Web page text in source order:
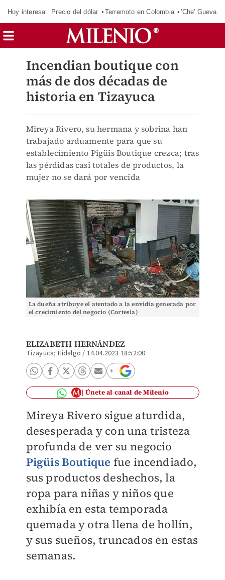
Hoy interesa: Precio del dólar Terremoto en Colombia 'Che' Guevara
Incendian boutique con
más de dos décadas de
historia en Tizayuca
Mireya Rivero, su hermana y sobrina han
trabajado arduamente para que su
establecimiento Pigüis Boutique crezca; tras
las pérdidas casi totales de productos, la
mujer no se dará por vencida
La dueña atribuye el atentado a la envidia generada por
el crecimiento del negocio (Cortesía)
ELIZABETH HERNÁNDEZ
Tizayuca; Hidalgo / 14.04.2023 18:52:00
Únete al canal de Milenio
Mireya Rivero sigue aturdida,
desesperada y con una tristeza
profunda de ver su negocio
Pigüis Boutique fue incendiado,
sus productos deshechos, la
ropa para niñas y niños que
exhibía en esta temporada
quemada y otra llena de hollín,
y sus sueños, truncados en estas
semanas.